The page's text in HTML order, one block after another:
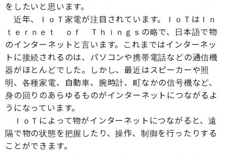
をしたいと思います。
近年、ＩｏＴ家電が注目されています。ＩｏＴはＩｎ
ｔｅｒｎｅｔ ｏｆ Ｔｈｉｎｇｓの略で、日本語で物
のインターネットと言います。これまではインターネッ
トに接続されるのは、パソコンや携帯電話などの通信機
器がほとんどでした。しかし、最近はスピーカーや照
明、各種家電、自動車、腕時計、町なかの信号機など、
身の回りのあらゆるものがインターネットにつながるよ
うになっています。
ＩｏＴによって物がインターネットにつながると、遠
隔で物の状態を把握したり、操作、制御を行ったりする
ことができます。